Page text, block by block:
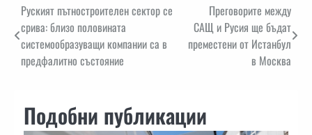
Навигация
Руският пътностроителен сектор се
срива: близо половината
системообразуващи компании са в
предфалитно състояние
Преговорите между
САЩ и Русия ще бъдат
преместени от Истанбул
в Москва
Подобни публикации